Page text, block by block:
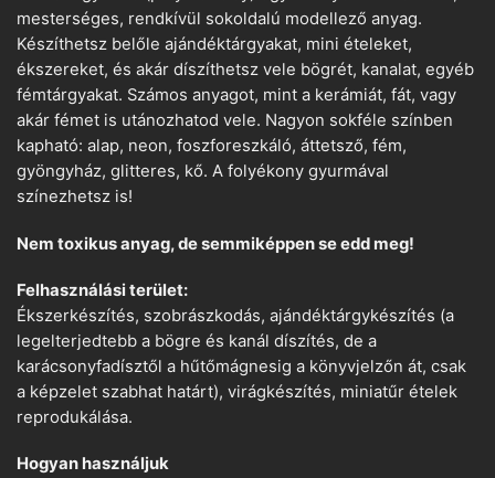
mesterséges, rendkívül sokoldalú modellező anyag.
Készíthetsz belőle ajándéktárgyakat, mini ételeket,
ékszereket, és akár díszíthetsz vele bögrét, kanalat, egyéb
fémtárgyakat. Számos anyagot, mint a kerámiát, fát, vagy
akár fémet is utánozhatod vele. Nagyon sokféle színben
kapható: alap, neon, foszforeszkáló, áttetsző, fém,
gyöngyház, glitteres, kő. A folyékony gyurmával
színezhetsz is!
Nem toxikus anyag, de semmiképpen se edd meg!
Felhasználási terület:
Ékszerkészítés, szobrászkodás, ajándéktárgykészítés (a
legelterjedtebb a bögre és kanál díszítés, de a
karácsonyfadísztől a hűtőmágnesig a könyvjelzőn át, csak
a képzelet szabhat határt), virágkészítés, miniatűr ételek
reprodukálása.
Hogyan használjuk